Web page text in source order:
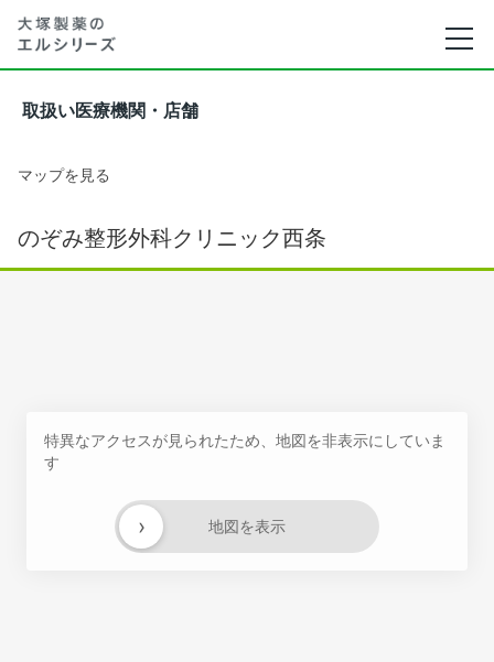
取扱い医療機関・店舗
マップを見る
のぞみ整形外科クリニック西条
特異なアクセスが見られたため、地図を非表示にしていま
す
地図を表示
›